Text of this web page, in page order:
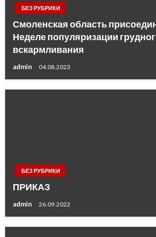
БЕЗ РУБРИКИ
Смоленская область
Неделе популяризации
вскармливания
admin 04.08.2023
БЕЗ РУБРИКИ
ПРИКАЗ
admin 26.09.2022